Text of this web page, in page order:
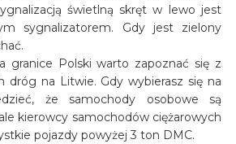
świetlną skręt w lewo jest
sygnalizatorem. Gdy jest zielony
granice Polski warto zapoznać się z
dróg na Litwie. Gdy wybierasz się na
że samochody osobowe są
kierowcy samochodów ciężarowych
pojazdy powyżej 3 ton DMC.